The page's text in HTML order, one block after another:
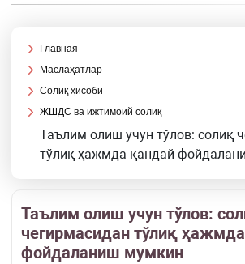
Главная
Маслаҳатлар
Солиқ ҳисоби
ЖШДС ва ижтимоий солиқ
Таълим олиш учун тўлов: солиқ
тўлиқ ҳажмда қандай
Таълим олиш учун тўлов:
чегирмасидан тўлиқ
фойдаланиш мумкин